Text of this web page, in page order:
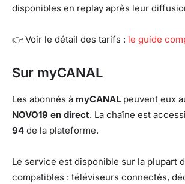
disponibles en replay après leur
👉 Voir le détail des tarifs : le guide
Sur myCANAL
Les abonnés à myCANAL peuvent eux
NOVO19 en direct. La chaîne est
94 de la plateforme.
Le service est disponible sur la plupart
compatibles : téléviseurs connectés,